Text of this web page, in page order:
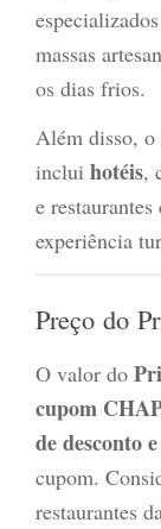
massas
os dias frios.
Além disso, o
inclui hotéis,
e
experiência
Preço do
O valor do
cupom
de desconto
cupom.
restaurantes